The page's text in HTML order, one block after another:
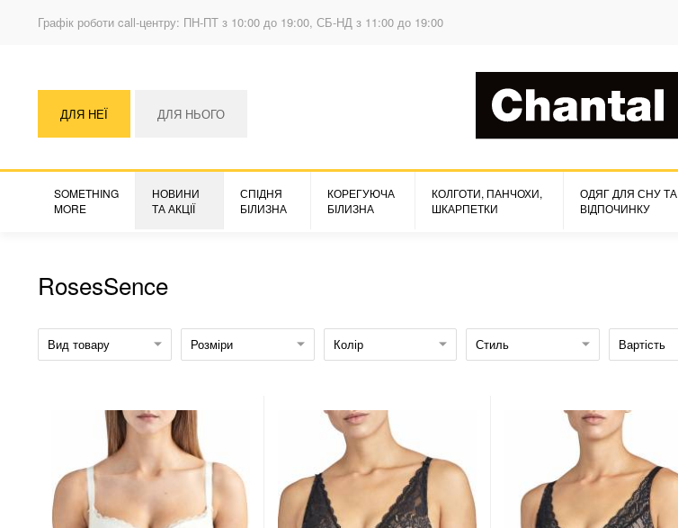
Графік роботи call-центру: ПН-ПТ з 10:00 до 19:00, СБ-НД з 11:00 до 19:00
ДЛЯ НЕЇ ДЛЯ НЬОГО
SOMETHING
MORE
НОВИНИ
ТА АКЦІЇ
СПІДНЯ
БІЛИЗНА
КОРЕГУЮЧА
БІЛИЗНА
КОЛГОТИ, ПАНЧОХИ,
ШКАРПЕТКИ
ОДЯГ ДЛЯ СНУ ТА
ВІДПОЧИНКУ
RosesSence
Вид товару Розміри Колір Стиль Вартість